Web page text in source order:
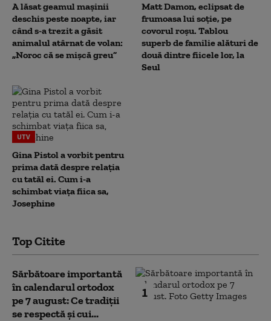
A lăsat geamul mașinii
deschis peste noapte, iar
când s-a trezit a găsit
animalul atârnat de volan:
„Noroc că se mișcă greu”
Matt Damon, eclipsat de
frumoasa lui soție, pe
covorul roșu. Tablou
superb de familie alături de
două dintre fiicele lor, la
Seul
UTV
Gina Pistol a vorbit pentru
prima dată despre relația
cu tatăl ei. Cum i-a
schimbat viața fiica sa,
Josephine
Top Citite
1
Sărbătoare importantă
în calendarul ortodox
pe 7 august: Ce tradiții
se respectă și cui...